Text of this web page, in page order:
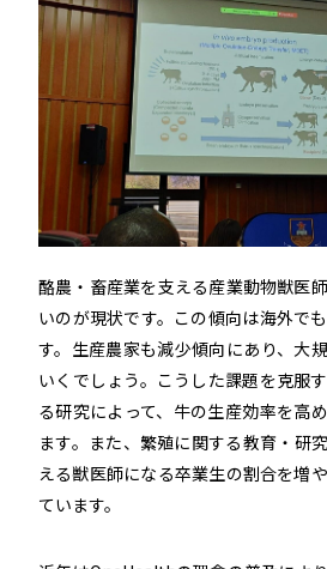
酪農・畜産業を支える産業動物獣医
いのが現状です。この傾向は海外で
す。生産農家も減少傾向にあり、大
いくでしょう。こうした課題を克服
る研究によって、牛の生産効率を高
ます。また、繁殖に関する教育・研
える獣医師になる卒業生の割合を増
ています。